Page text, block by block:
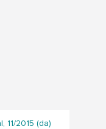
11/2015 (da)